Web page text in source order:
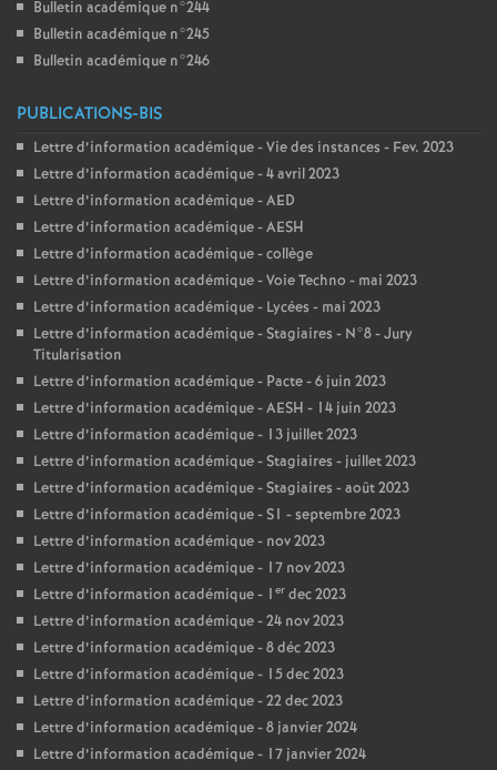
Bulletin académique n°244
Bulletin académique n°245
Bulletin académique n°246
PUBLICATIONS-BIS
Lettre d’information académique - Vie des instances - Fev. 2023
Lettre d’information académique - 4 avril 2023
Lettre d’information académique - AED
Lettre d’information académique - AESH
Lettre d’information académique - collège
Lettre d’information académique - Voie Techno - mai 2023
Lettre d’information académique - Lycées - mai 2023
Lettre d’information académique - Stagiaires - N°8 - Jury
Titularisation
Lettre d’information académique - Pacte - 6 juin 2023
Lettre d’information académique - AESH - 14 juin 2023
Lettre d’information académique - 13 juillet 2023
Lettre d’information académique - Stagiaires - juillet 2023
Lettre d’information académique - Stagiaires - août 2023
Lettre d’information académique - S1 - septembre 2023
Lettre d’information académique - nov 2023
Lettre d’information académique - 17 nov 2023
Lettre d’information académique - 1 er dec 2023
Lettre d’information académique - 24 nov 2023
Lettre d’information académique - 8 déc 2023
Lettre d’information académique - 15 dec 2023
Lettre d’information académique - 22 dec 2023
Lettre d’information académique - 8 janvier 2024
Lettre d’information académique - 17 janvier 2024